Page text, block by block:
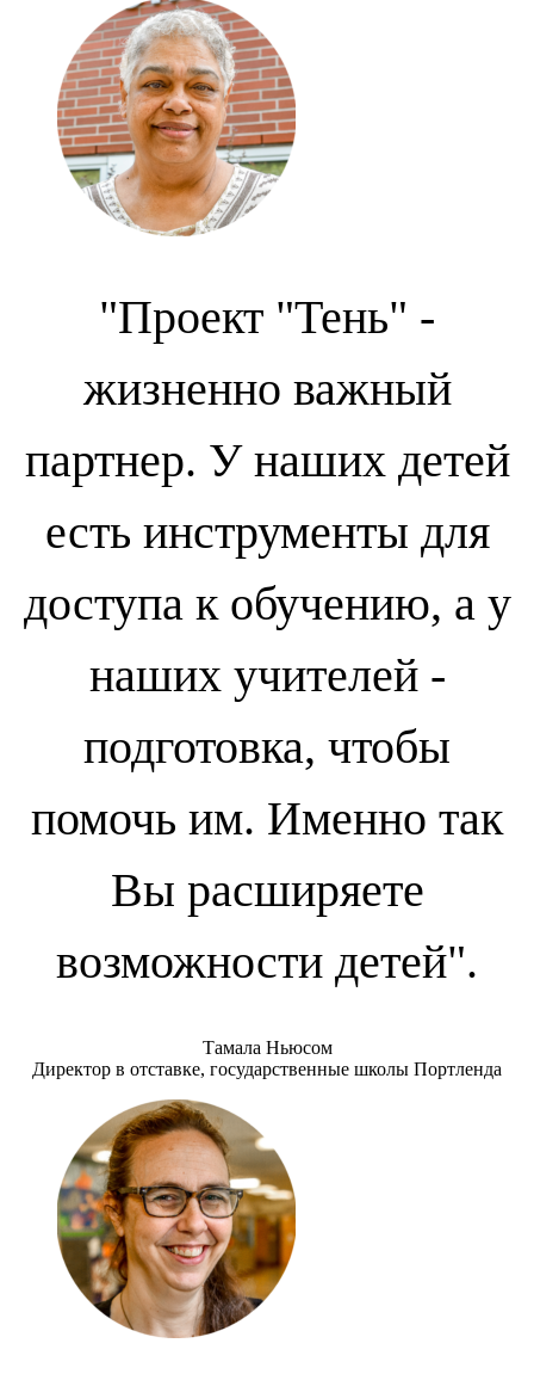
"Проект "Тень" -
жизненно важный
партнер. У наших детей
есть инструменты для
доступа к обучению, а у
наших учителей -
подготовка, чтобы
помочь им. Именно так
Вы расширяете
возможности детей".
Тамала Ньюсом
Директор в отставке, государственные школы Портленда